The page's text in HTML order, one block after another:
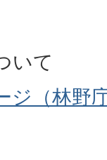
いて
ジ（林野